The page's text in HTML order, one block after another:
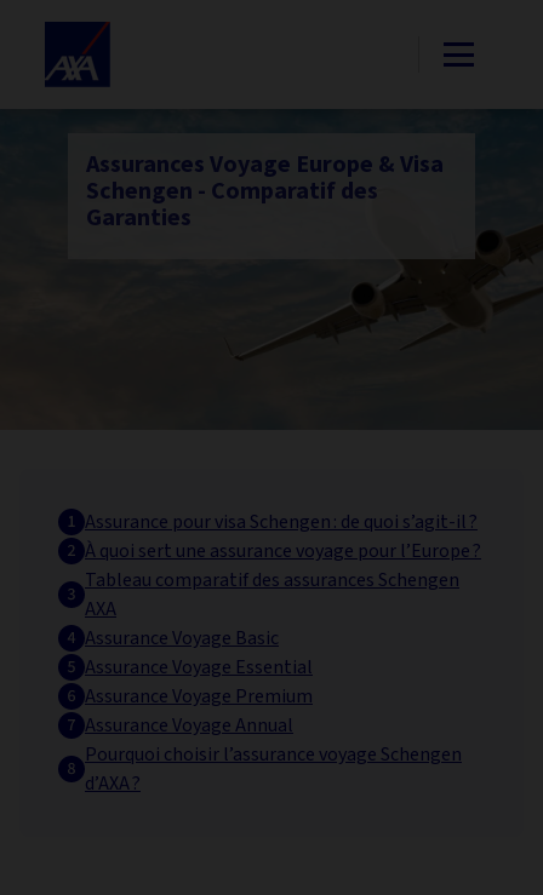
Assurances Voyage Europe & Visa
Schengen - Comparatif des
Garanties
Assurance pour visa Schengen : de quoi s’agit-il ?
À quoi sert une assurance voyage pour l’Europe ?
Tableau comparatif des assurances Schengen
AXA
Assurance Voyage Basic
Assurance Voyage Essential
Assurance Voyage Premium
Assurance Voyage Annual
Pourquoi choisir l’assurance voyage Schengen
d’AXA ?